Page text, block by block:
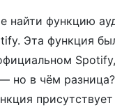
найти функцию
Эта функция
но в чём